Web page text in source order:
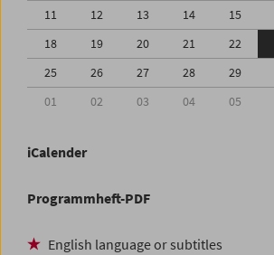
11
12 13 14 15
18
19 20 21 22
25
26 27 28 29
01
02 03 04 05
iCalender
Programmheft-PDF
English language or subtitles